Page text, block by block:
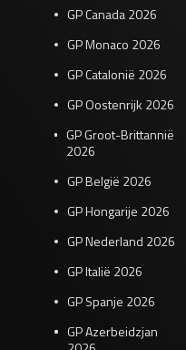
GP Canada 2026
GP Monaco 2026
GP Catalonië 2026
GP Oostenrijk 2026
GP Groot-Brittannië
2026
GP België 2026
GP Hongarije 2026
GP Nederland 2026
GP Italië 2026
GP Spanje 2026
GP Azerbeidzjan